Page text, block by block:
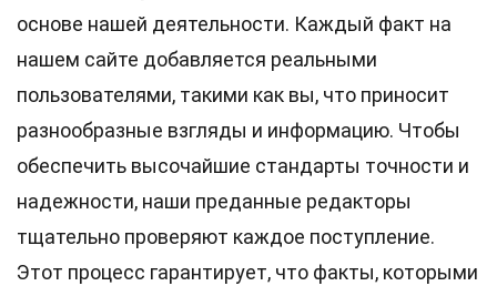
основе нашей деятельности. Каждый факт на
нашем сайте добавляется реальными
пользователями, такими как вы, что приносит
разнообразные взгляды и информацию. Чтобы
обеспечить высочайшие стандарты точности и
надежности, наши преданные редакторы
тщательно проверяют каждое поступление.
Этот процесс гарантирует, что факты, которыми